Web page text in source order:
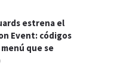
estrena el
Event: códigos
que se